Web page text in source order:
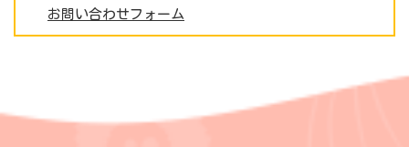
お問い合わせフォーム